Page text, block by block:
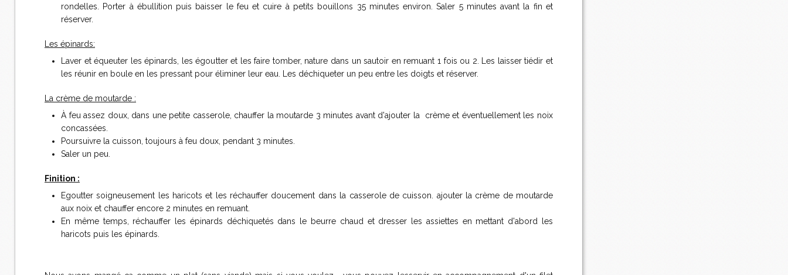
rondelles. Porter à ébullition puis baisser le feu et cuire à petits bouillons 35 minutes environ. Saler 5 minutes avant la fin et
réserver.
Les épinards:
Laver et équeuter les épinards, les égoutter et les faire tomber, nature dans un sautoir en remuant 1 fois ou 2. Les laisser tiédir et
les réunir en boule en les pressant pour éliminer leur eau. Les déchiqueter un peu entre les doigts et réserver.
La crème de moutarde :
À feu assez doux, dans une petite casserole, chauffer la moutarde 3 minutes avant d'ajouter la crème et éventuellement les noix
concassées.
Poursuivre la cuisson, toujours à feu doux, pendant 3 minutes.
Saler un peu.
Finition :
Egoutter soigneusement les haricots et les réchauffer doucement dans la casserole de cuisson. ajouter la crème de moutarde
aux noix et chauffer encore 2 minutes en remuant.
En même temps, réchauffer les épinards déchiquetés dans le beurre chaud et dresser les assiettes en mettant d'abord les
haricots puis les épinards.